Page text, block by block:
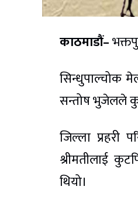
काठमाडौं–
सिन्धुपाल्चोक
सन्तोष भुजेलले
जिल्ला प्रहरी
श्रीमतीलाई
थियो।